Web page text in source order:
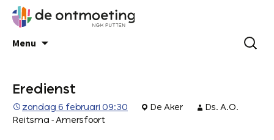
Menu
Eredienst
zondag 6 februari 09:30 De Aker
Ds. A.O.
Reitsma - Amersfoort